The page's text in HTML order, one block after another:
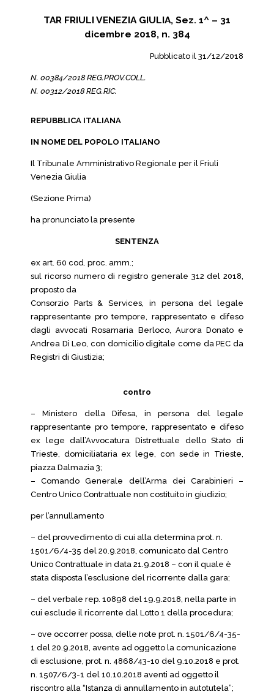
TAR FRIULI VENEZIA GIULIA, Sez. 1^ – 31
dicembre 2018, n. 384
Pubblicato il 31/12/2018
N. 00384/2018 REG.PROV.COLL.
N. 00312/2018 REG.RIC.
REPUBBLICA ITALIANA
IN NOME DEL POPOLO ITALIANO
Il Tribunale Amministrativo Regionale per il Friuli
Venezia Giulia
(Sezione Prima)
ha pronunciato la presente
SENTENZA
ex art. 60 cod. proc. amm.;
sul ricorso numero di registro generale 312 del 2018,
proposto da
Consorzio Parts & Services, in persona del legale
rappresentante pro tempore, rappresentato e difeso
dagli avvocati Rosamaria Berloco, Aurora Donato e
Andrea Di Leo, con domicilio digitale come da PEC da
Registri di Giustizia;
contro
– Ministero della Difesa, in persona del legale
rappresentante pro tempore, rappresentato e difeso
ex lege dall’Avvocatura Distrettuale dello Stato di
Trieste, domiciliataria ex lege, con sede in Trieste,
piazza Dalmazia 3;
– Comando Generale dell’Arma dei Carabinieri –
Centro Unico Contrattuale non costituito in giudizio;
per l’annullamento
– del provvedimento di cui alla determina prot. n.
1501/6/4-35 del 20.9.2018, comunicato dal Centro
Unico Contrattuale in data 21.9.2018 – con il quale è
stata disposta l’esclusione del ricorrente dalla gara;
– del verbale rep. 10898 del 19.9.2018, nella parte in
cui esclude il ricorrente dal Lotto 1 della procedura;
– ove occorrer possa, delle note prot. n. 1501/6/4-35-
1 del 20.9.2018, avente ad oggetto la comunicazione
di esclusione, prot. n. 4868/43-10 del 9.10.2018 e prot.
n. 1507/6/3-1 del 10.10.2018 aventi ad oggetto il
riscontro alla “Istanza di annullamento in autotutela”;